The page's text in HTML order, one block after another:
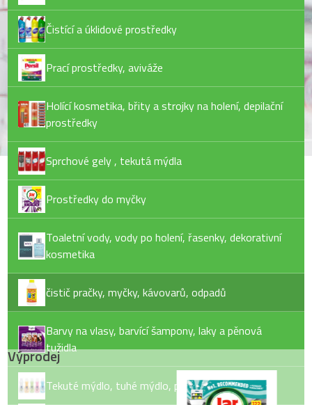
Čistící a úklidové prostředky
Prací prostředky, aviváže
Holící kosmetika, břity a strojky na holení, depilační
prostředky
Sprchové gely , tekutá mýdla
Prostředky do myčky
Toaletní vody, vody po holení, řasenky, dekorativní
kosmetika
čistič pračky, myčky, kávovarů, odpadů
Barvy na vlasy, barvící šampony, laky a pěnová
tužidla
Tekuté mýdlo, tuhé mýdlo, pěny do koupele
Výprodej